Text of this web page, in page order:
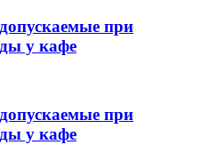
при
у кафе
при
у кафе